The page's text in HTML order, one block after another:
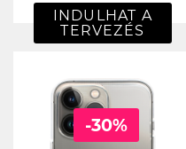
INDULHAT A
TERVEZÉS
-30%